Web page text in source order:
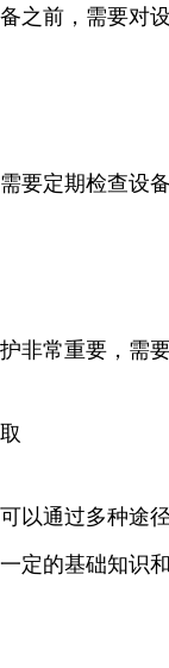
之前，需要对
要定期检查设
非常重要，需
以通过多种途
定的基础知识